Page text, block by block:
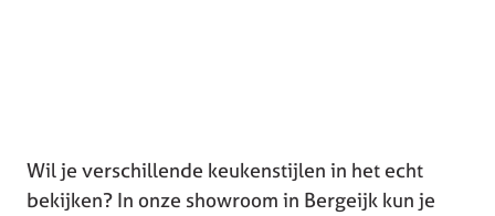
Wil je verschillende keukenstijlen in het echt
bekijken? In onze showroom in Bergeijk kun je